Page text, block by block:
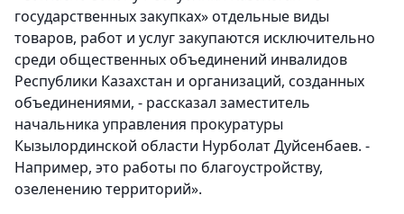
государственных закупках» отдельные виды
товаров, работ и услуг закупаются исключительно
среди общественных объединений инвалидов
Республики Казахстан и организаций, созданных
объединениями, - рассказал заместитель
начальника управления прокуратуры
Кызылординской области Нурболат Дуйсенбаев. -
Например, это работы по благоустройству,
озеленению территорий».